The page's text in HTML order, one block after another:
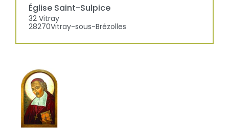
Église Saint-Sulpice
32 Vitray
28270Vitray-sous-Brézolles